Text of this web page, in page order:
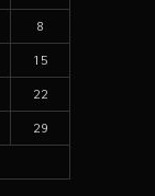
8
15
22
29